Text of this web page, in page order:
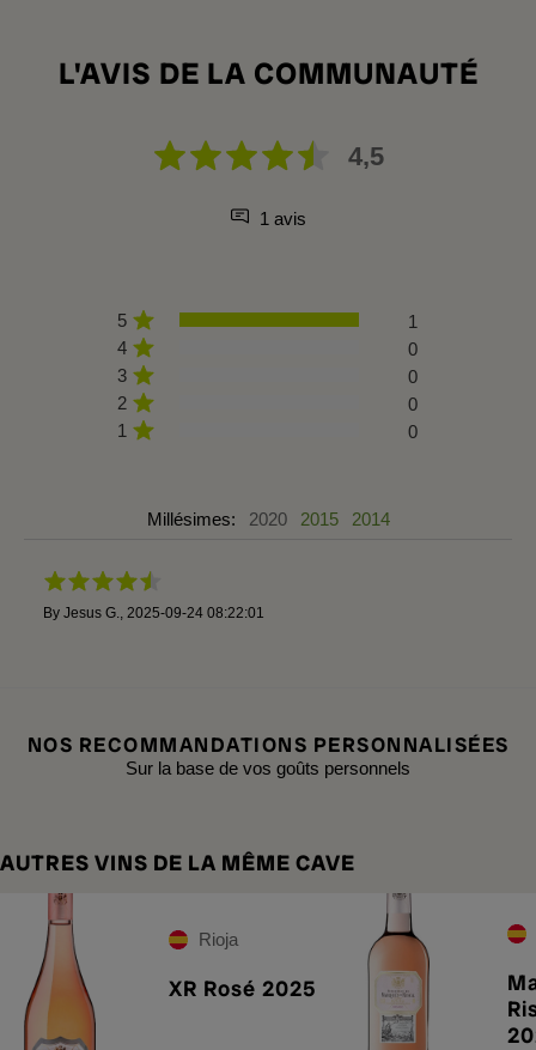
L'AVIS DE LA COMMUNAUTÉ
4,5
1 avis
5
1
4
0
3
0
2
0
1
0
Millésimes: 2020 2015 2014
By Jesus G. 2025-09-24 08:22:01
NOS RECOMMANDATIONS PERSONNALISÉES
Sur la base de vos goûts personnels
AUTRES VINS DE LA MÊME CAVE
Rioja
XR Rosé 2025